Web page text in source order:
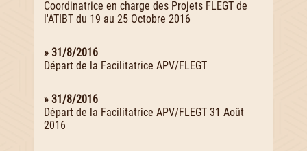
Coordinatrice en charge des Projets FLEGT de
l'ATIBT du 19 au 25 Octobre 2016
» 31/8/2016
Départ de la Facilitatrice APV/FLEGT
» 31/8/2016
Départ de la Facilitatrice APV/FLEGT 31 Août
2016